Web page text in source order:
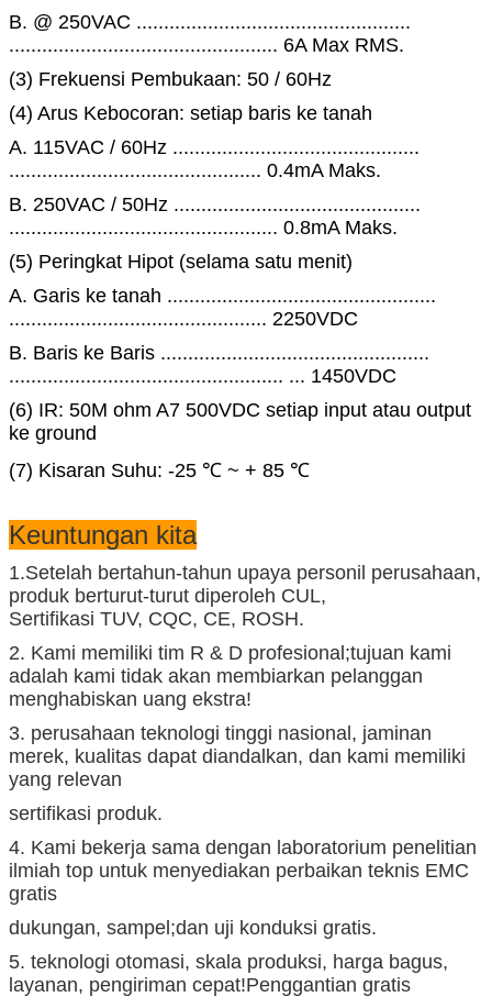
B. @ 250VAC ..................................................
................................................. 6A Max RMS.
(3) Frekuensi Pembukaan: 50 / 60Hz
(4) Arus Kebocoran: setiap baris ke tanah
A. 115VAC / 60Hz .............................................
.............................................. 0.4mA Maks.
B. 250VAC / 50Hz .............................................
................................................. 0.8mA Maks.
(5) Peringkat Hipot (selama satu menit)
A. Garis ke tanah .................................................
............................................... 2250VDC
B. Baris ke Baris .................................................
.................................................. ... 1450VDC
(6) IR: 50M ohm A7 500VDC setiap input atau output
ke ground
(7) Kisaran Suhu: -25 ℃ ~ + 85 ℃
Keuntungan kita
1.Setelah bertahun-tahun upaya personil perusahaan,
produk berturut-turut diperoleh CUL,
Sertifikasi TUV, CQC, CE, ROSH.
2. Kami memiliki tim R & D profesional;tujuan kami
adalah kami tidak akan membiarkan pelanggan
menghabiskan uang ekstra!
3. perusahaan teknologi tinggi nasional, jaminan
merek, kualitas dapat diandalkan, dan kami memiliki
yang relevan
sertifikasi produk.
4. Kami bekerja sama dengan laboratorium penelitian
ilmiah top untuk menyediakan perbaikan teknis EMC
gratis
dukungan, sampel;dan uji konduksi gratis.
5. teknologi otomasi, skala produksi, harga bagus,
layanan, pengiriman cepat!Penggantian gratis